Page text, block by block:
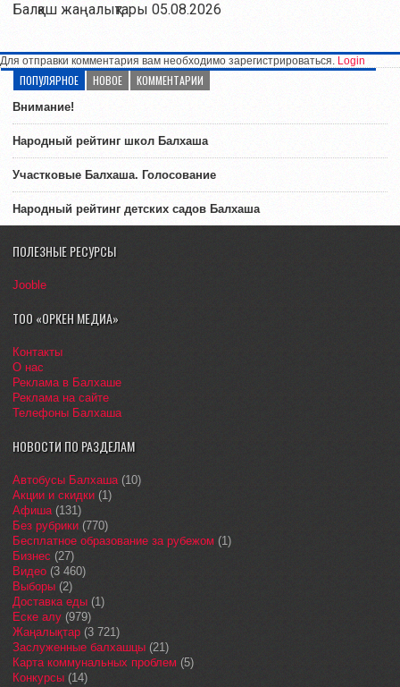
Балқаш жаңалықтары 05.08.2026
Для отправки комментария вам необходимо зарегистрироваться. Login
ПОПУЛЯРНОЕ НОВОЕ КОММЕНТАРИИ
Внимание!
Народный рейтинг школ Балхаша
Участковые Балхаша. Голосование
Народный рейтинг детских садов Балхаша
ПОЛЕЗНЫЕ РЕСУРСЫ
Jooble
ТОО «ОРКЕН МЕДИА»
Контакты
О нас
Реклама в Балхаше
Реклама на сайте
Телефоны Балхаша
НОВОСТИ ПО РАЗДЕЛАМ
Автобусы Балхаша(10)
Акции и скидки (1)
Афиша(131)
Без рубрики (770)
Бесплатное образование за рубежом (1)
Бизнес (27)
Видео (3 460)
Выборы (2)
Доставка еды (1)
Еске алу (979)
Жаңалықтар (3 721)
Заслуженные балхашцы (21)
Карта коммунальных проблем (5)
Конкурсы (14)